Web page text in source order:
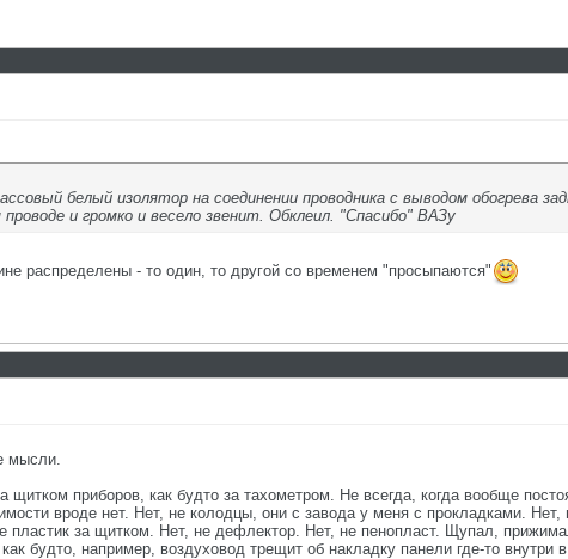
белый изолятор на соединении проводника с выводом обогрева
и громко и весело звенит. Обклеил. "Спасибо" ВАЗу
распределены - то один, то другой со временем "просыпаются"
мысли.
щитком приборов, как будто за тахометром. Не всегда, когда вообще
вроде нет. Нет, не колодцы, они с завода у меня с прокладками.
пластик за щитком. Нет, не дефлектор. Нет, не пенопласт. Щупал,
будто, например, воздуховод трещит об накладку панели где-то внутри